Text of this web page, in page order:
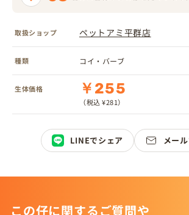
取扱ショップ ペットアミ平群店
種類 コイ・バーブ
生体価格 ￥255
（税込 ¥281）
LINEでシェア メー
この仔に関するご質問や